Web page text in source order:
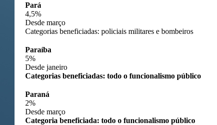
Pará
4,5%
Desde março
Categorias beneficiadas: policiais militares e bombeiros
Paraíba
5%
Desde janeiro
Categorias beneficiadas: todo o funcionalismo público
Paraná
2%
Desde março
Categoria beneficiada: todo o funcionalismo público